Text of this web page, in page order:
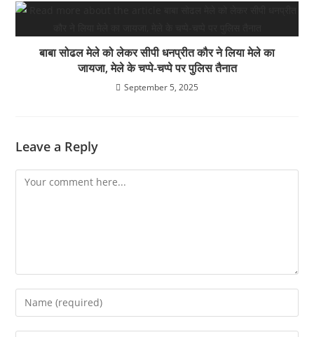
बाबा सोढल मेले को लेकर सीपी धनप्रीत कौर ने लिया मेले का
जायजा, मेले के चप्पे-चप्पे पर पुलिस तैनात
September 5, 2025
Leave a Reply